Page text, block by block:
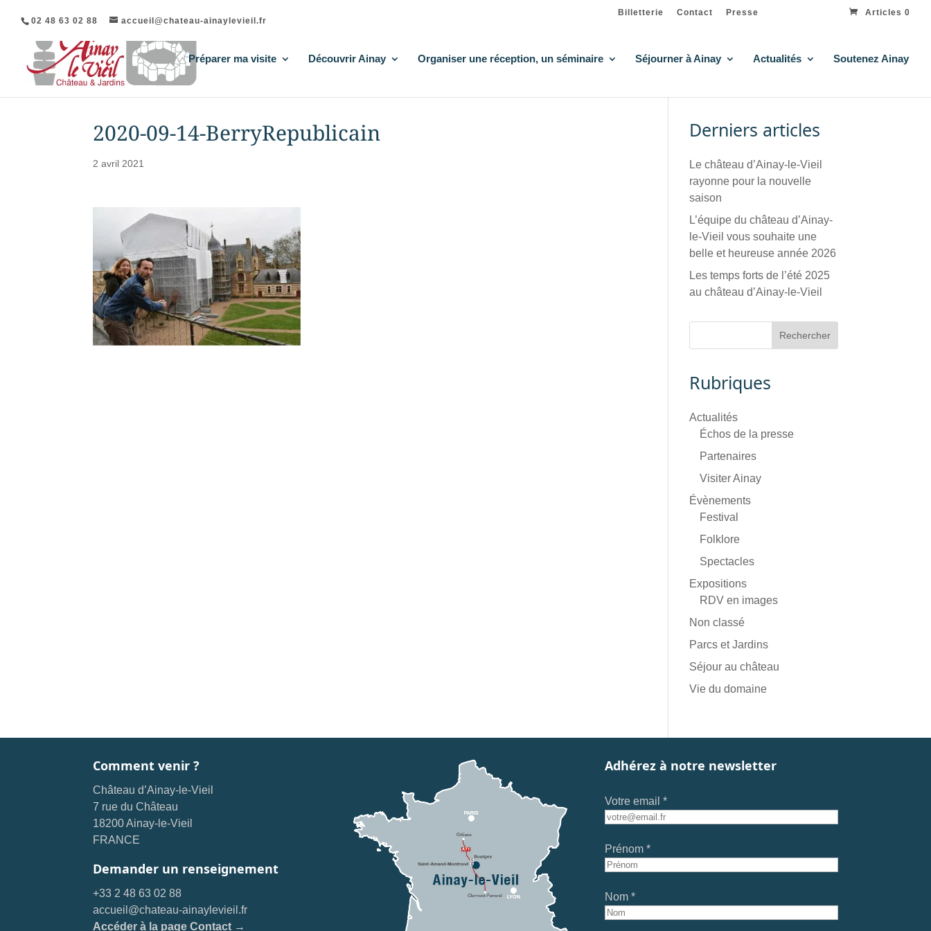
02 48 63 02 88 accueil@chateau-ainaylevieil.fr
Billetterie Contact Presse Articles 0
Préparer ma visite Découvrir Ainay Organiser une réception, un séminaire Séjourner à Ainay Actualités Soutenez Ainay
2020-09-14-BerryRepublicain
2 avril 2021
Derniers articles
Le château d’Ainay-le-Vieil
rayonne pour la nouvelle
saison
L’équipe du château d’Ainay-
le-Vieil vous souhaite une
belle et heureuse année 2026
Les temps forts de l’été 2025
au château d’Ainay-le-Vieil
Rubriques
Actualités
Échos de la presse
Partenaires
Visiter Ainay
Évènements
Festival
Folklore
Spectacles
Expositions
RDV en images
Non classé
Parcs et Jardins
Séjour au château
Vie du domaine
Comment venir ?
Château d’Ainay-le-Vieil
7 rue du Château
18200 Ainay-le-Vieil
FRANCE
Demander un renseignement
+33 2 48 63 02 88
accueil@chateau-ainaylevieil.fr
Accéder à la page Contact →
Adhérez à notre newsletter
Votre email *
Prénom *
Nom *